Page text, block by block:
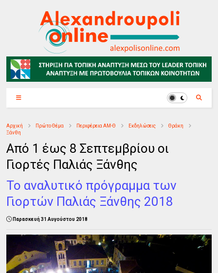
Αρχική Πρώτο Θέμα Περιφέρεια ΑΜ-Θ Εκδηλώσεις
Θράκη
Ξάνθη
Από 1 έως 8 Σεπτεμβρίου οι
Γιορτές Παλιάς Ξάνθης
Το αναλυτικό πρόγραμμα των
Γιορτών Παλιάς Ξάνθης 2018
Παρασκευή 31 Αυγούστου 2018